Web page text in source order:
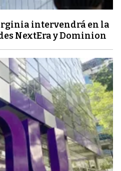
intervendrá en la
NextEra y Dominion